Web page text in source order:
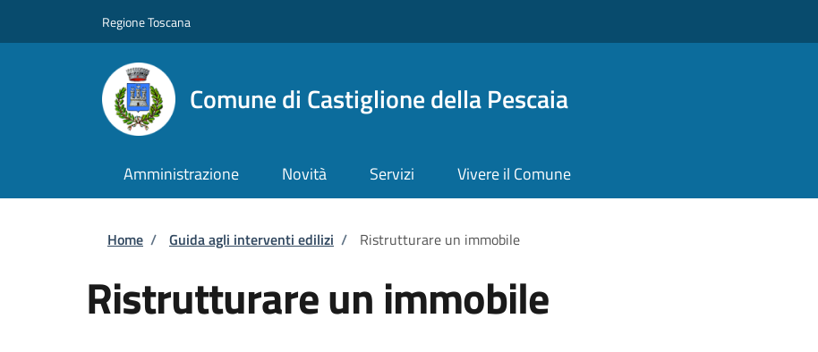
Regione Toscana
Comune di Castiglione della Pescaia
Amministrazione Novità Servizi Vivere il Comune
Briciole di pane
Home / Guida agli interventi edilizi / Ristrutturare un immobile
Ristrutturare un immobile